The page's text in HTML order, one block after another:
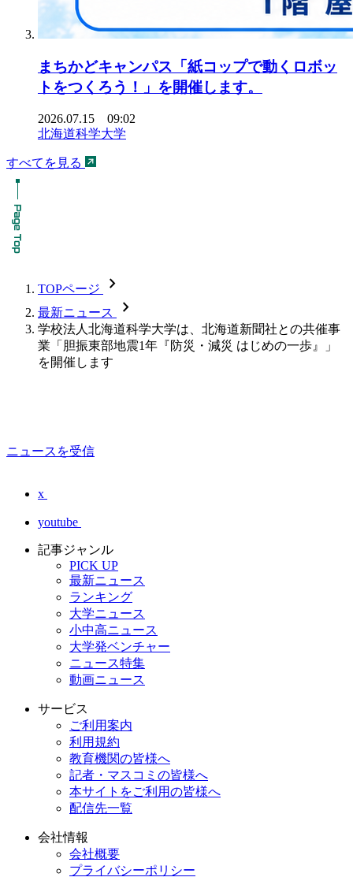
まちかどキャンパス「紙コップで動くロボッ
トをつくろう！」を開催します。
2026.07.15 09:02
北海道科学大学
すべてを見る
TOPページ chevron_forward
最新ニュース chevron_forward
学校法人北海道科学大学は、北海道新聞社との共催事
業「胆振東部地震1年『防災・減災 はじめの一歩』」
を開催します
ニュースを受信
x
youtube
記事ジャンル
PICK UP
最新ニュース
ランキング
大学ニュース
小中高ニュース
大学発ベンチャー
ニュース特集
動画ニュース
サービス
ご利用案内
利用規約
教育機関の皆様へ
記者・マスコミの皆様へ
本サイトをご利用の皆様へ
配信先一覧
会社情報
会社概要
プライバシーポリシー